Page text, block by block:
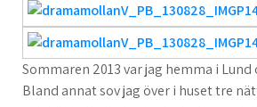
Sommaren 2013 var jag hemma i
Bland annat sov jag över i huset tre